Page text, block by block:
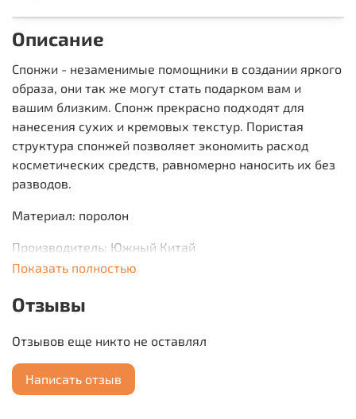
Описание
Спонжи - незаменимые помощники в создании яркого
образа, они так же могут стать подарком вам и
вашим близким. Спонж прекрасно подходят для
нанесения сухих и кремовых текстур. Пористая
структура спонжей позволяет экономить расход
косметических средств, равномерно наносить их без
разводов.
Материал: поролон
Производитель: Южный Китай
Показать полностью
Отзывы
Отзывов еще никто не оставлял
Написать отзыв